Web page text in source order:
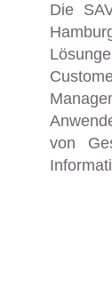
Die
von